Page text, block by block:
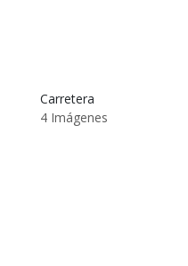
Carretera
4 Imágenes